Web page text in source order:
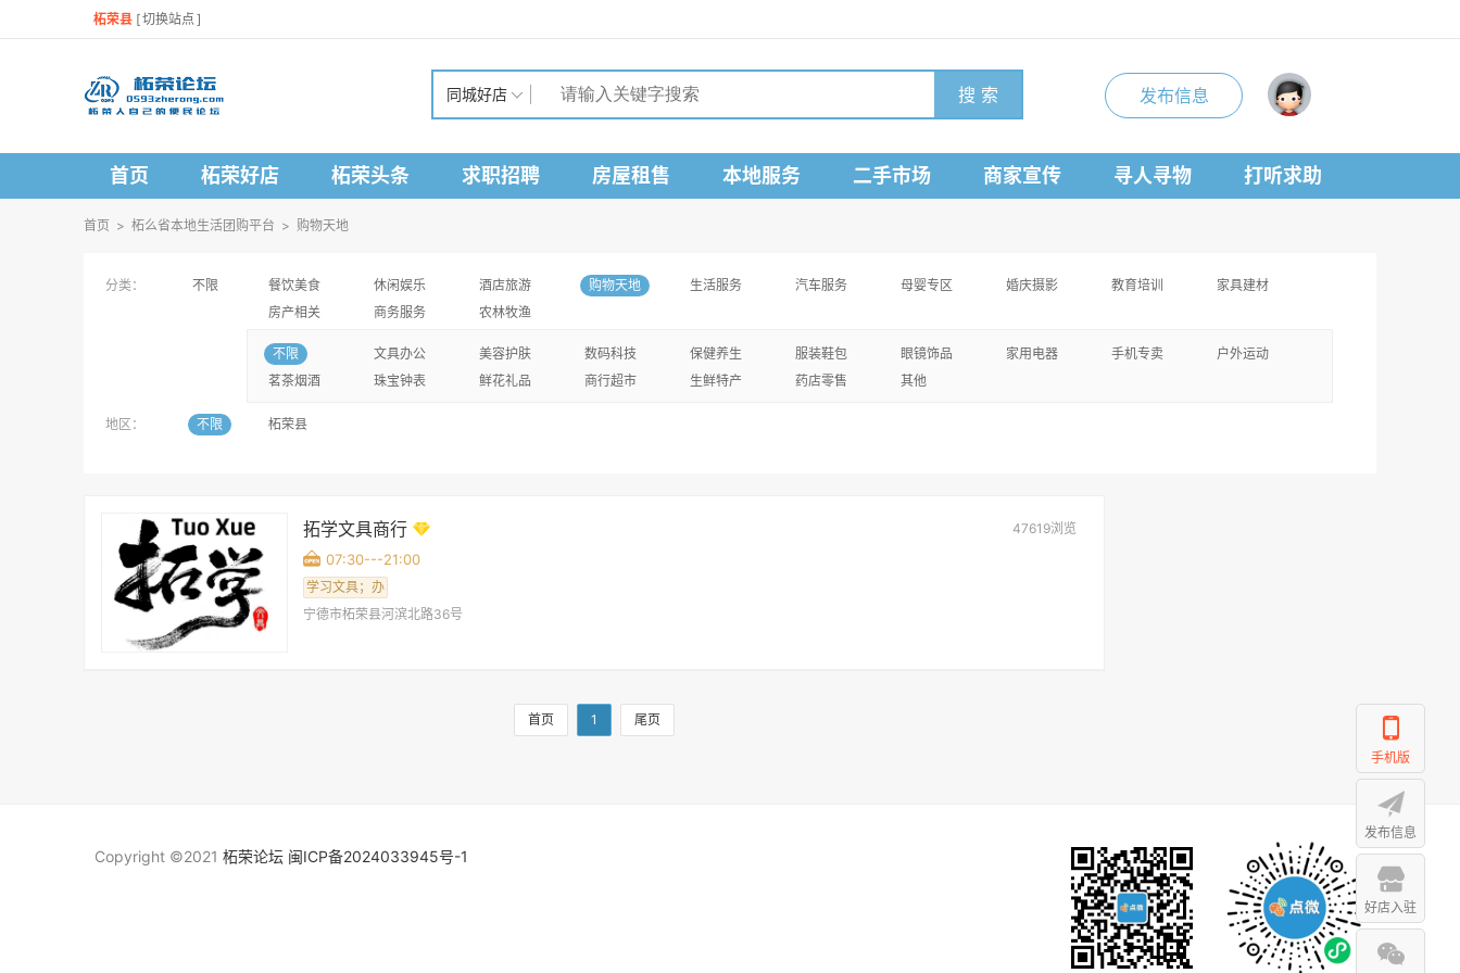
柘荣县 [切换站点 ]
同城好店 搜 索 发布信息
首页 柘荣好店 柘荣头条 求职招聘 房屋租售 本地服务 二手市场 商家宣传 寻人寻物 打听求助
首页 > 柘么省本地生活团购平台 > 购物天地
分类： 不限 餐饮美食 休闲娱乐 酒店旅游 购物天地 生活服务 汽车服务 母婴专区 婚庆摄影 教育培训
家具建材
房产相关
商务服务 农林牧渔
不限 文具办公 美容护肤 数码科技 保健养生 服装鞋包 眼镜饰品 家用电器 手机专卖
户外运动
茗茶烟酒
珠宝钟表 鲜花礼品 商行超市 生鲜特产 药店零售 其他
地区： 不限 柘荣县
拓学文具商行 47619浏览
07:30---21:00
学习文具；办
宁德市柘荣县河滨北路36号
首页 1 尾页
Copyright ©2021 柘荣论坛 闽ICP备2024033945号-1
手机版
发布信息
好店入驻